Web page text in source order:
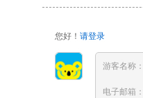
您好！请登录
游客名称：
电子邮箱：